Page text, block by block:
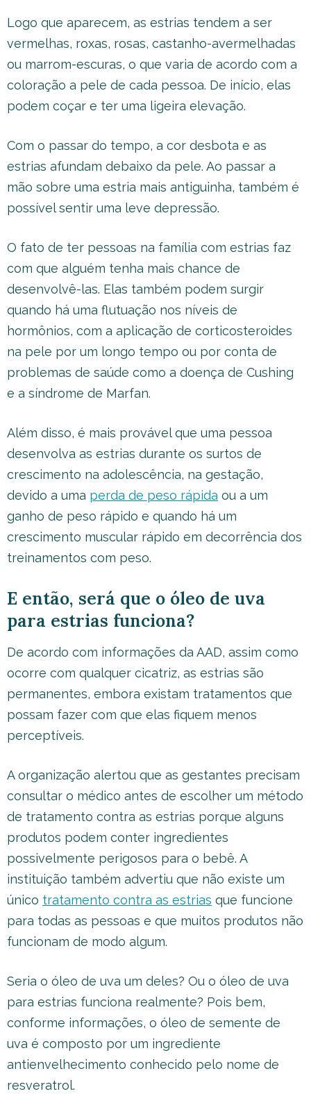
Logo que aparecem, as estrias tendem a ser
vermelhas, roxas, rosas, castanho-avermelhadas
ou marrom-escuras, o que varia de acordo com a
coloração a pele de cada pessoa. De início, elas
podem coçar e ter uma ligeira elevação.
Com o passar do tempo, a cor desbota e as
estrias afundam debaixo da pele. Ao passar a
mão sobre uma estria mais antiguinha, também é
possível sentir uma leve depressão.
O fato de ter pessoas na família com estrias faz
com que alguém tenha mais chance de
desenvolvê-las. Elas também podem surgir
quando há uma flutuação nos níveis de
hormônios, com a aplicação de corticosteroides
na pele por um longo tempo ou por conta de
problemas de saúde como a doença de Cushing
e a síndrome de Marfan.
Além disso, é mais provável que uma pessoa
desenvolva as estrias durante os surtos de
crescimento na adolescência, na gestação,
devido a uma perda de peso rápida ou a um
ganho de peso rápido e quando há um
crescimento muscular rápido em decorrência dos
treinamentos com peso.
E então, será que o óleo de uva
para estrias funciona?
De acordo com informações da AAD, assim como
ocorre com qualquer cicatriz, as estrias são
permanentes, embora existam tratamentos que
possam fazer com que elas fiquem menos
perceptíveis.
A organização alertou que as gestantes precisam
consultar o médico antes de escolher um método
de tratamento contra as estrias porque alguns
produtos podem conter ingredientes
possivelmente perigosos para o bebê. A
instituição também advertiu que não existe um
único tratamento contra as estrias que funcione
para todas as pessoas e que muitos produtos não
funcionam de modo algum.
Seria o óleo de uva um deles? Ou o óleo de uva
para estrias funciona realmente? Pois bem,
conforme informações, o óleo de semente de
uva é composto por um ingrediente
antienvelhecimento conhecido pelo nome de
resveratrol.